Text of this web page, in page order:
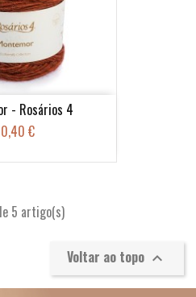
- Rosários 4
€
5 artigo(s)
Voltar ao topo 